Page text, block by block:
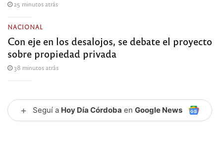
25 minutos atrás
NACIONAL
Con eje en los desalojos, se debate el proyecto
sobre propiedad privada
38 minutos atrás
+ Seguí a Hoy Día Córdoba en Google News